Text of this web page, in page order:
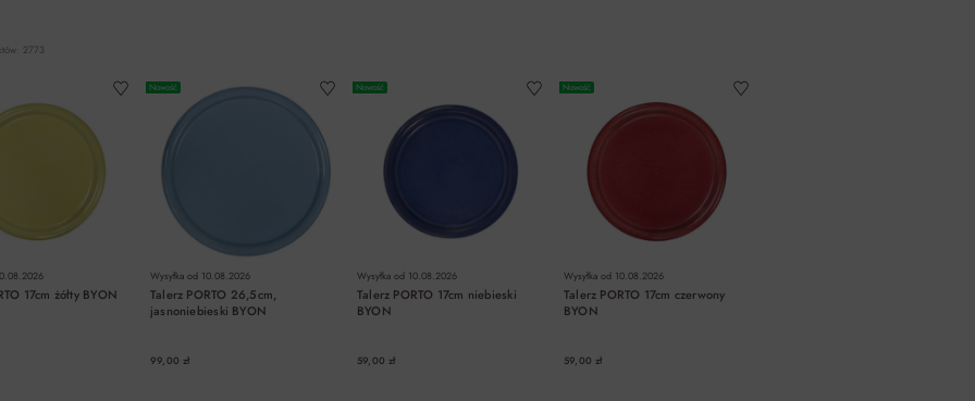
2773
17cm żółty BYON
Nowość
Wysyłka od 10.08.2026
Talerz PORTO 26,5cm,
jasnoniebieski BYON
99,00 zł
Nowość
Wysyłka od 10.08.2026
Talerz PORTO 17cm niebieski
BYON
59,00 zł
Nowość
Wysyłka od 10.08.2026
Talerz PORTO 17cm czerwony
BYON
59,00 zł